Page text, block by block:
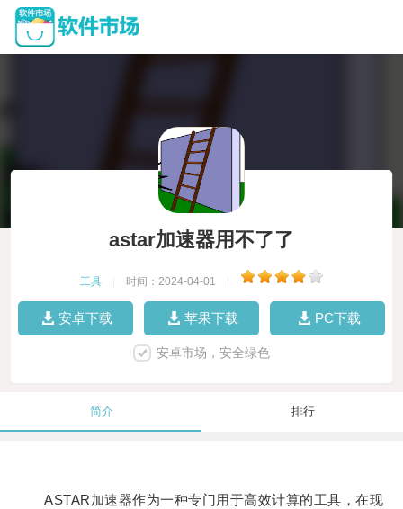
astar加速器用不了了
工具 时间：2024-04-01
安卓下载 苹果下载 PC下载
安卓市场，安全绿色
简介 排行
ASTAR加速器作为一种专门用于高效计算的工具，在现